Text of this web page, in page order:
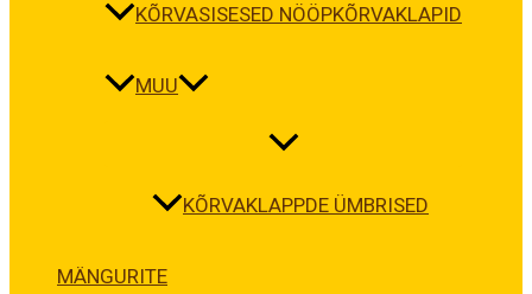
KÕRVASISESED NÖÖPKÕRVAKLAPID
MUU
KÕRVAKLAPPDE ÜMBRISED
MÄNGURITE